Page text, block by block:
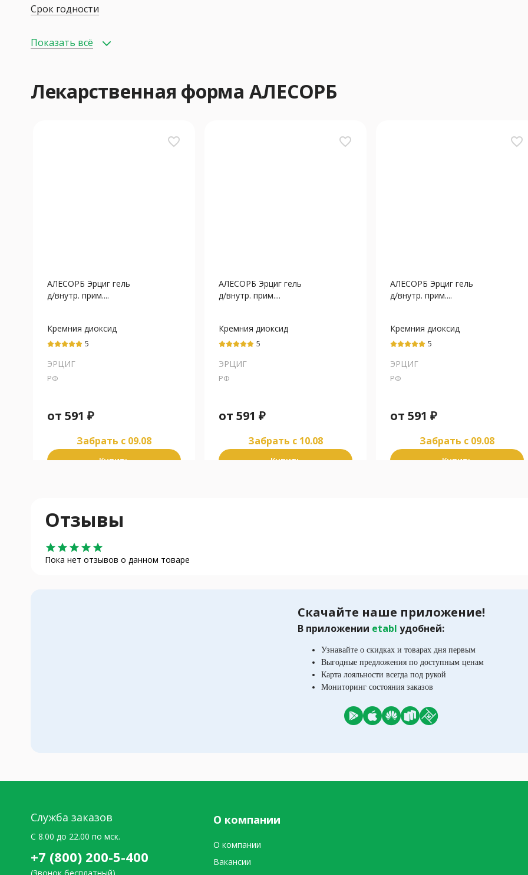
Срок годности
Показать всё
Лекарственная форма АЛЕСОРБ
favorite_border
АЛЕСОРБ Эрциг гель
д/внутр. прим....
Кремния диоксид
коллоидный
5
ЭРЦИГ
РФ
от 591 ₽
Забрать c 09.08
Купить
favorite_border
АЛЕСОРБ Эрциг гель
д/внутр. прим....
Кремния диоксид
коллоидный
5
ЭРЦИГ
РФ
от 591 ₽
Забрать c 10.08
Купить
favorite_border
АЛЕСОРБ Эрциг гель
д/внутр. прим....
Кремния диоксид
коллоидный
5
ЭРЦИГ
РФ
от 591 ₽
Забрать c 09.08
Купить
Отзывы
star star star star star
Пока нет отзывов о данном товаре
Скачайте наше приложение!
В приложении etabl удобней:
Узнавайте о скидках и товарах дня первым
Выгодные предложения по доступным ценам
Карта лояльности всегда под рукой
Мониторинг состояния заказов
Служба заказов
C 8.00 до 22.00 по мск.
+7 (800) 200-5-400
О компании
О компании
Вакансии